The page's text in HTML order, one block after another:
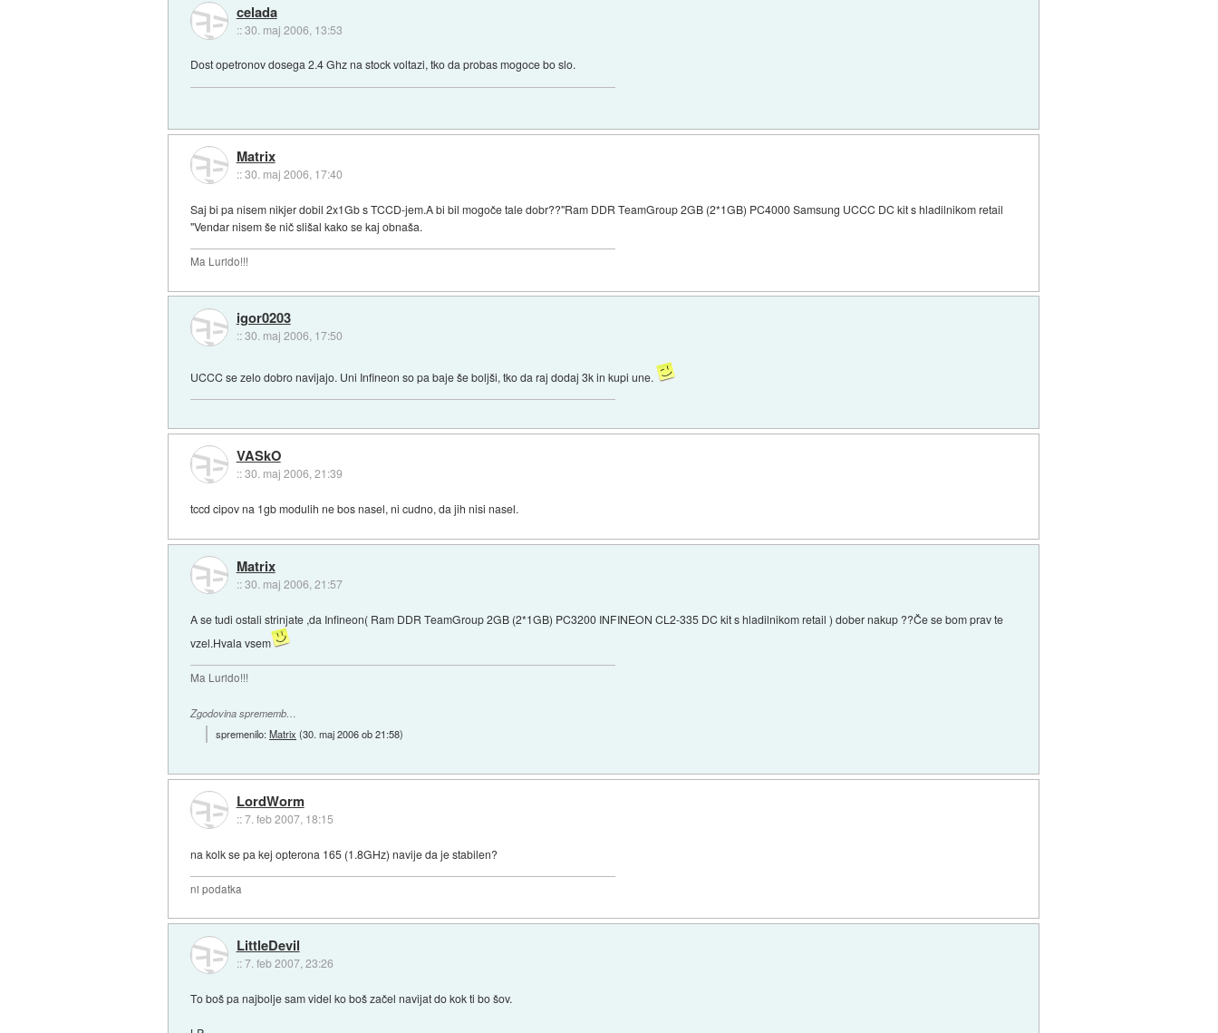
celada
::30. maj 2006, 13:53
Dost opetronov dosega 2.4 Ghz na stock voltazi, tko da probas mogoce bo slo.
Matrix
::30. maj 2006, 17:40
Saj bi pa nisem nikjer dobil 2x1Gb s TCCD-jem.A bi bil mogoče tale dobr??"Ram DDR TeamGroup 2GB (2*1GB) PC4000 Samsung UCCC DC kit s hladilnikom retail
"Vendar nisem še nič slišal kako se kaj obnaša.
Ma Lurido!!!
igor0203
::30. maj 2006, 17:50
UCCC se zelo dobro navijajo. Uni Infineon so pa baje še boljši, tko da raj dodaj 3k in kupi une.
VASkO
::30. maj 2006, 21:39
tccd cipov na 1gb modulih ne bos nasel, ni cudno, da jih nisi nasel.
Matrix
::30. maj 2006, 21:57
A se tudi ostali strinjate ,da Infineon( Ram DDR TeamGroup 2GB (2*1GB) PC3200 INFINEON CL2-335 DC kit s hladilnikom retail ) dober nakup ??Če se bom prav te
vzel.Hvala vsem
Ma Lurido!!!
Zgodovina sprememb…
spremenilo:Matrix (30. maj 2006 ob 21:58)
LordWorm
::7. feb 2007, 18:15
na kolk se pa kej opterona 165 (1.8GHz) navije da je stabilen?
ni podatka
LittleDevil
::7. feb 2007, 23:26
To boš pa najbolje sam videl ko boš začel navijat do kok ti bo šov.